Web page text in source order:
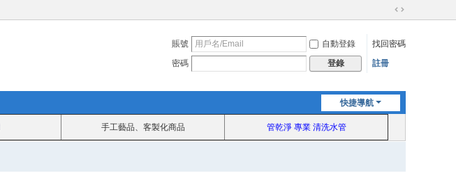
切
到
賬號 自動登錄
找回密碼
密碼
登錄 註冊
快捷導航
手工藝品、客製化商品 管乾淨 專業 清洗水管